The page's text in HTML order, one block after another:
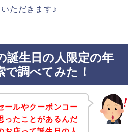
ただきます♪
誕生日の人限定の年
調べてみた！
ールやクーポンコー
ったことがあるんだ